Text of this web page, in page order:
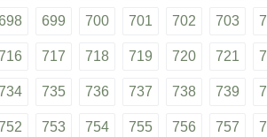
699 700 701 702 703
717 718 719 720 721
735 736 737 738 739
753 754 755 756 757